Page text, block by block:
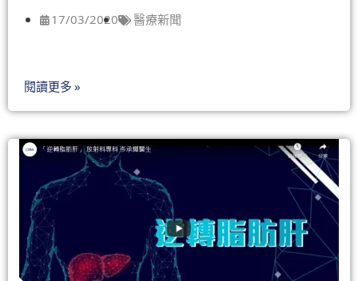
17/03/2020 醫療新聞
閱讀更多 »